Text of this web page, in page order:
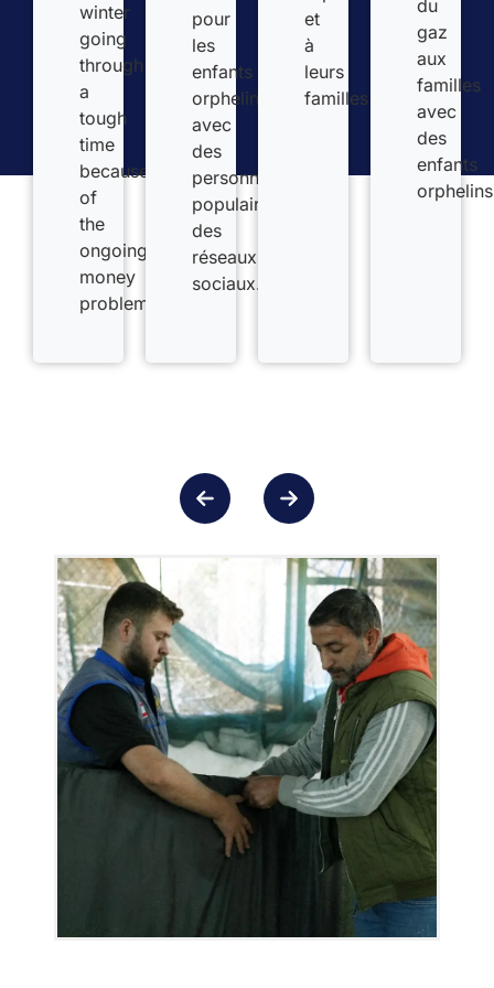
winter
going
through
a
tough
time
because
of
the
ongoing
money
problems.
pour
les
enfants
orphelins
avec
des
personnalités
populaires
des
réseaux
sociaux.
et
à
leurs
familles.
du
gaz
aux
familles
avec
des
enfants